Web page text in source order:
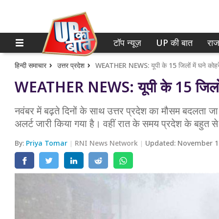
होम
टॉप न्यूज़
UP की बात
राजनीति
शिक्षा
टॉप न्यूज़ UP की बात
हिन्दी समाचार उत्तर प्रदेश WEATHER NEWS: यूपी के 15 जिलों में घने
WEATHER NEWS: यूपी के 15
नवंबर में बढ़ते दिनों के साथ उत्तर प्रदेश का मौसम बदलता
अलर्ट जारी किया गया है। वहीं रात के समय प्रदेश के बहुत
By: Priya Tomar RNI News Network Updated: November
नोएडा
गाजियाबाद
लखनऊ
कानपुर
वाराणसी
आगरा
अयोध्या